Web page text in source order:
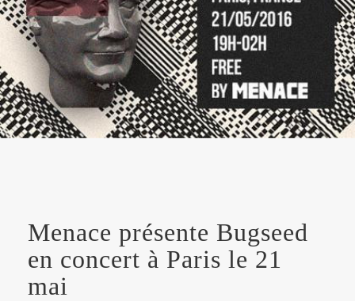
Menace présente Bugseed
en concert à Paris le 21
mai